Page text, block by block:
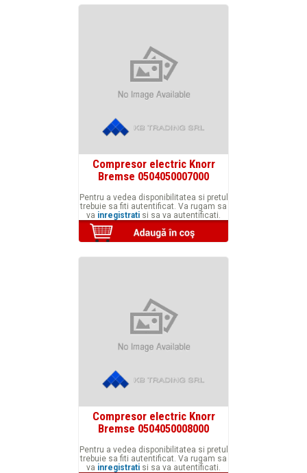
Compresor electric Knorr
Bremse 0504050007000
Pentru a vedea disponibilitatea si pretul
trebuie sa fiti autentificat. Va rugam sa
va inregistrati si sa va autentificati.
Compresor electric Knorr
Bremse 0504050008000
Pentru a vedea disponibilitatea si pretul
trebuie sa fiti autentificat. Va rugam sa
va inregistrati si sa va autentificati.